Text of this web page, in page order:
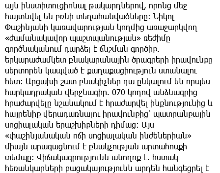
այն ինստիտուցիոնալ թակարդներով, որոնց մեջ
հայտնվել են բռնի տեղահանվածները։ Նիկոլ
Փաշինյանի կառավարության կողմից առաջարկվող
«ժամանակավոր պաշտպանության» ռեժիմը
գործնականում դարձել է ճնշման գործիք.
երկարաժամկետ բնակարանային ծրագրերի իրավունքը
սերտորեն կապված է քաղաքացիություն ստանալու
հետ: Արցախի շատ բնակիչներ դա ընկալում են որպես
հարկադրական վերջնագիր. 070 կոդով անձնագրից
հրաժարվելը նշանակում է հրաժարվել ինքնությունից և
հայրենիք վերադառնալու իրավունքից՝ պատրանքային
սոցիալական երաշխիքների դիմաց: Այս
«փաշինյանական ոճի սոցիալական ինժեներիան»
միայն արագացնում է բնակչության արտահոսքի
տեմպը: Վիճակագրությունն անողոք է. հստակ
հեռանկարների բացակայությունն արդեն հանգեցրել է